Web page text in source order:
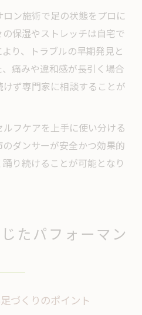
ン施術で足の状態をプロに
保湿やストレッチは自宅で
り、トラブルの早期発見と
痛みや違和感が長引く場合
ず専門家に相談することが
フケアを上手に使い分ける
ダンサーが安全かつ効果的
り続けることが可能となり
たパフォーマン
づくりのポイント